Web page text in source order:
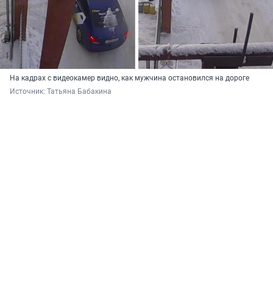
На кадрах с видеокамер видно, как мужчина остановился на дороге
Источник: Татьяна Бабакина